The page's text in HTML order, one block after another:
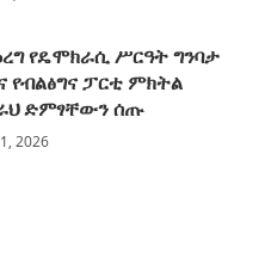
የዴሞክራሲ ሥርዓት ግንባታ
የብልፅግና ፓርቲ ምክትል
ድምፃቸውን ሰጡ
2026